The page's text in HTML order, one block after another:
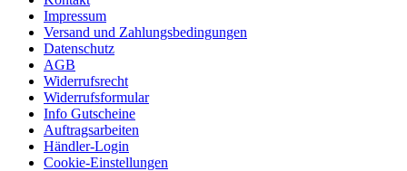
Impressum
Versand und Zahlungsbedingungen
Datenschutz
AGB
Widerrufsrecht
Widerrufsformular
Info Gutscheine
Auftragsarbeiten
Händler-Login
Cookie-Einstellungen